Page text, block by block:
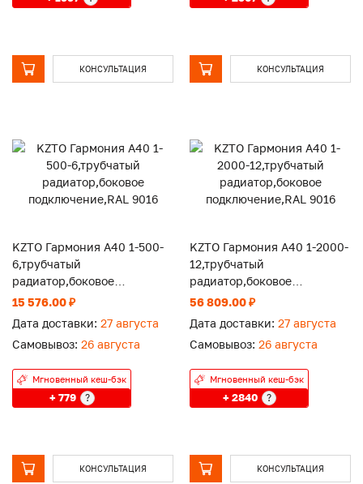
КОНСУЛЬТАЦИЯ КОНСУЛЬТАЦИЯ
KZTO Гармония А40 1-500-
6,трубчатый
радиатор,боковое
подключение,RAL 9016
15 576.00 ₽
Дата доставки: 27 августа
Самовывоз: 26 августа
Мгновенный кеш-бэк
+ 779 ?
КОНСУЛЬТАЦИЯ
KZTO Гармония А40 1-2000-
12,трубчатый
радиатор,боковое
подключение,RAL 9016
56 809.00 ₽
Дата доставки: 27 августа
Самовывоз: 26 августа
Мгновенный кеш-бэк
+ 2840 ?
КОНСУЛЬТАЦИЯ